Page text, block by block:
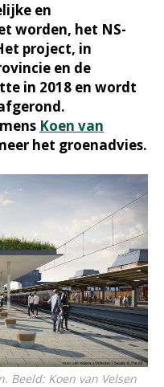
en
worden, het NS-
project, in
en de
in 2018 en wordt
Koen van
het groenadvies.
Beeld: Koen van Velsen